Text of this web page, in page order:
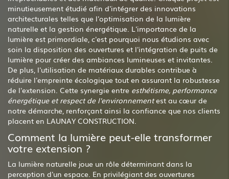
minutieusement étudié afin d'intégrer des innovations
architecturales telles que l'optimisation de la lumière
naturelle et la gestion énergétique. L'importance de la
lumière est primordiale, c'est pourquoi nous étudions avec
soin la disposition des ouvertures et l'intégration de puits de
lumière pour créer des ambiances lumineuses et invitantes.
De plus, l'utilisation de matériaux durables contribue à
réduire l'empreinte écologique tout en assurant la robustesse
de l'extension. Cette synergie entre esthétisme, performance
énergétique et respect de l'environnementest au cœur de
notre démarche, renforçant ainsi la confiance que nos clients
placent en LAUNAY CONSTRUCTION.
Comment la lumière peut-elle transformer
votre extension ?
La lumière naturelle joue un rôle déterminant dans la
perception d'un espace. En privilégiant des ouvertures